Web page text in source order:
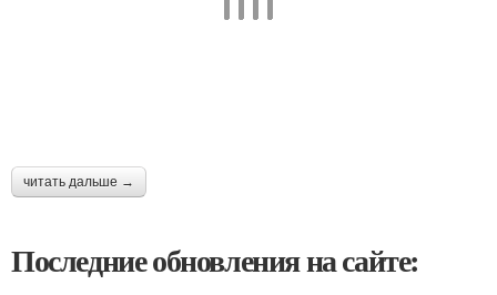
читать дальше →
Последние обновления на сайте: